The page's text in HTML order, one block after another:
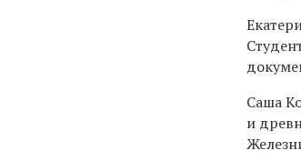
Саша
и